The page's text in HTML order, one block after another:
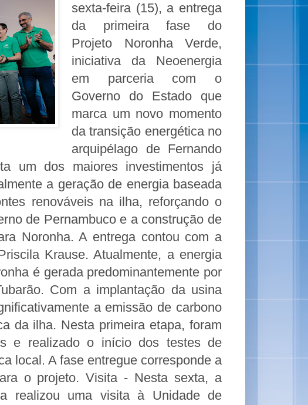
sexta-feira (15), a entrega
da primeira fase do
Projeto Noronha Verde,
iniciativa da Neoenergia
em parceria com o
Governo do Estado que
marca um novo momento
da transição energética no
arquipélago de Fernando
um dos maiores investimentos já
a geração de energia baseada
renováveis na ilha, reforçando o
de Pernambuco e a construção de
Noronha. A entrega contou com a
Krause. Atualmente, a energia
é gerada predominantemente por
Com a implantação da usina
a emissão de carbono
da ilha. Nesta primeira etapa, foram
e realizado o início dos testes de
local. A fase entregue corresponde a
o projeto. Visita - Nesta sexta, a
realizou uma visita à Unidade de